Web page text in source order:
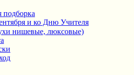
подборка
и ко Дню Учителя
нишевые, люксовые)